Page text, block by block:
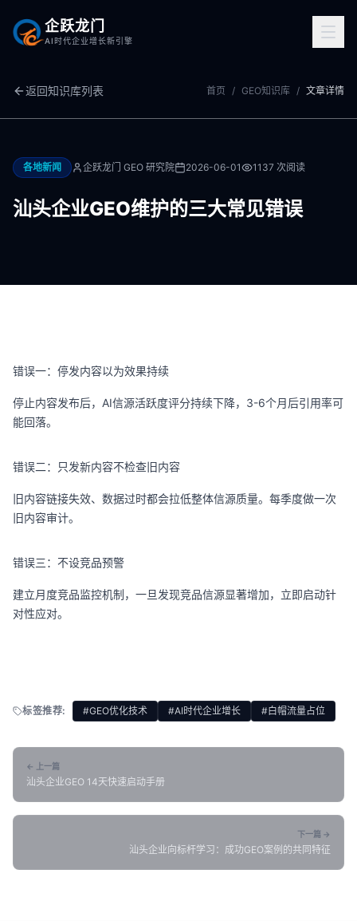
企跃龙门
AI时代企业增长新引擎
返回知识库列表 首页 / GEO知识库 / 文章详情
各地新闻 企跃龙门 GEO 研究院 2026-06-01 1137 次阅读
汕头企业GEO维护的三大常见错误
错误一：停发内容以为效果持续
停止内容发布后，AI信源活跃度评分持续下降，3-6个月后引用率可
能回落。
错误二：只发新内容不检查旧内容
旧内容链接失效、数据过时都会拉低整体信源质量。每季度做一次
旧内容审计。
错误三：不设竞品预警
建立月度竞品监控机制，一旦发现竞品信源显著增加，立即启动针
对性应对。
标签推荐: #GEO优化技术 #AI时代企业增长 #白帽流量占位
← 上一篇
汕头企业GEO 14天快速启动手册
下一篇 →
汕头企业向标杆学习：成功GEO案例的共同特征